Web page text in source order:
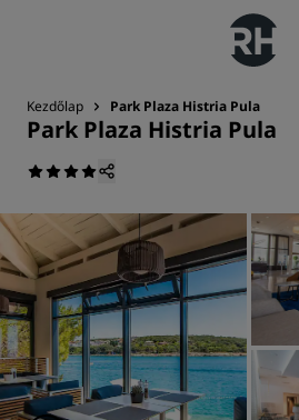
Kezdőlap Park Plaza Histria Pula
Park Plaza Histria Pula